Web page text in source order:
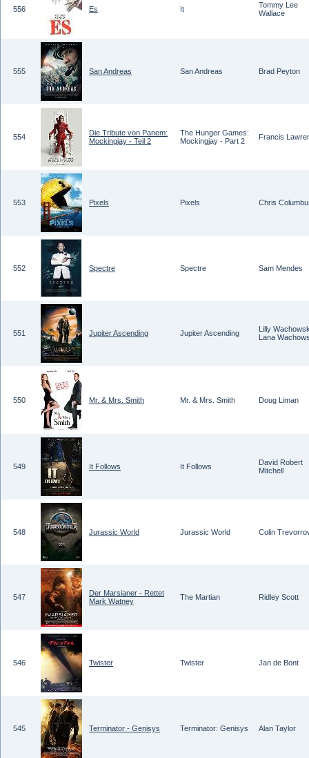
556 Es It
Tommy Lee
Wallace
555 San Andreas San Andreas Brad Peyton
554
Die Tribute von Panem:
Mockingjay - Teil 2
The Hunger Games:
Mockingjay - Part 2
Francis
553 Pixels Pixels Chris
552 Spectre Spectre Sam Mendes
551 Jupiter Ascending Jupiter Ascending
Lilly
Lana
550 Mr. & Mrs. Smith Mr. & Mrs. Smith Doug Liman
549 It Follows It Follows
David Robert
Mitchell
548 Jurassic World Jurassic World Colin
547
Der Marsianer - Rettet
Mark Watney
The Martian Ridley Scott
546 Twister Twister Jan de Bont
545 Terminator - Genisys Terminator: Genisys Alan Taylor